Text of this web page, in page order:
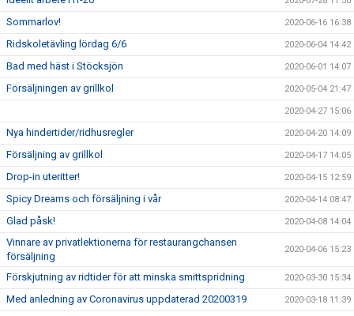
Sommarlov! 2020-06-16 16:38
Ridskoletävling lördag 6/6 2020-06-04 14:42
Bad med häst i Stöcksjön 2020-06-01 14:07
Försäljningen av grillkol 2020-05-04 21:47
2020-04-27 15:06
Nya hindertider/ridhusregler 2020-04-20 14:09
Försäljning av grillkol 2020-04-17 14:05
Drop-in uteritter! 2020-04-15 12:59
Spicy Dreams och försäljning i vår 2020-04-14 08:47
Glad påsk! 2020-04-08 14:04
Vinnare av privatlektionerna för restaurangchansen
försäljning
2020-04-06 15:23
Förskjutning av ridtider för att minska smittspridning 2020-03-30 15:34
Med anledning av Coronavirus uppdaterad 20200319 2020-03-18 11:39